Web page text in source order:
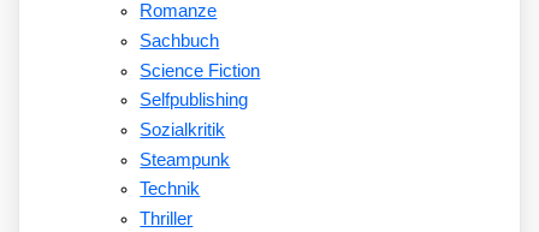
Romanze
Sachbuch
Science Fiction
Selfpublishing
Sozialkritik
Steampunk
Technik
Thriller